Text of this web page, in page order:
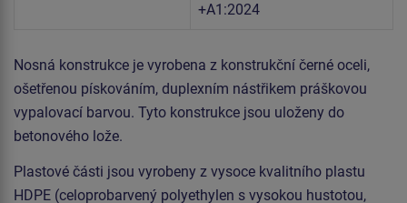
+A1:2024
Nosná konstrukce je vyrobena z konstrukční černé oceli,
ošetřenou pískováním, duplexním nástřikem práškovou
vypalovací barvou. Tyto konstrukce jsou uloženy do
betonového lože.
Plastové části jsou vyrobeny z vysoce kvalitního plastu
HDPE (celoprobarvený polyethylen s vysokou hustotou,